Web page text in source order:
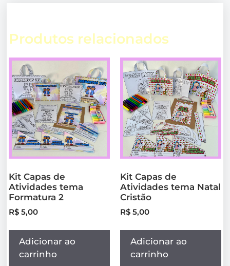
Produtos relacionados
Kit Capas de
Atividades tema
Formatura 2
R$ 5,00
Adicionar ao
carrinho
Kit Capas de
Atividades tema Natal
Cristão
R$ 5,00
Adicionar ao
carrinho